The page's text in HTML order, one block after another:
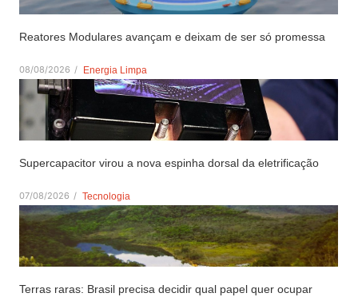
Reatores Modulares avançam e deixam de ser só promessa
08/08/2026 / Energia Limpa
Supercapacitor virou a nova espinha dorsal da eletrificação
07/08/2026 / Tecnologia
Terras raras: Brasil precisa decidir qual papel quer ocupar